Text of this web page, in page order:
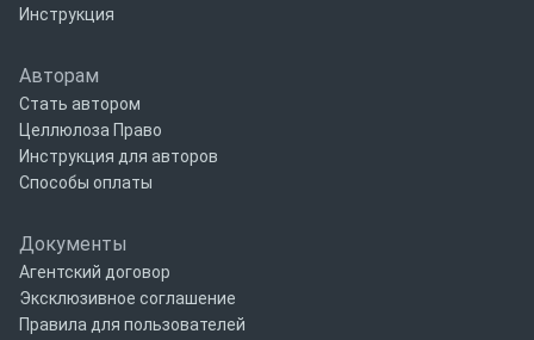
Инструкция
Авторам
Стать автором
Целлюлоза Право
Инструкция для авторов
Способы оплаты
Документы
Агентский договор
Эксклюзивное соглашение
Правила для пользователей